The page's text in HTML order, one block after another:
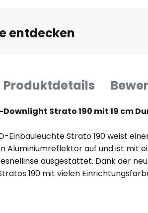
entdecken
Produktdetails
Downlight Strato 190 mit 19 cm
Einbauleuchte Strato 190 weist
Aluminiumreflektor auf und ist mit
ausgestattet. Dank der
190 mit vielen
Strato ist durch die Schutzart